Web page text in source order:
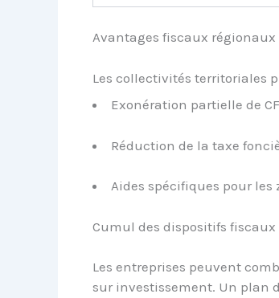
Avantages fiscaux régionaux
Les collectivités territoriales
Exonération partielle de
Réduction de la taxe
Aides spécifiques pour
Cumul des dispositifs fiscaux
Les entreprises peuvent
sur investissement. Un plan